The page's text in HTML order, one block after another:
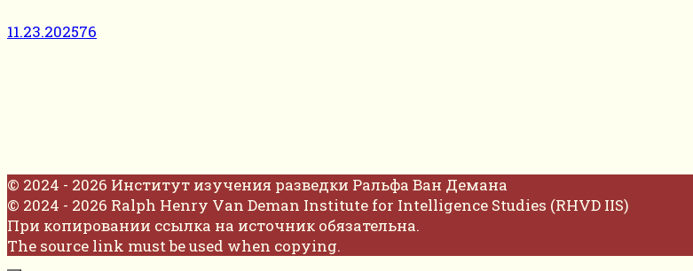
11.23.202576
© 2024 - 2026 Институт изучения разведки Ральфа Ван Демана
© 2024 - 2026 Ralph Henry Van Deman Institute for Intelligence Studies (RHVD IIS)
При копировании ссылка на источник обязательна.
The source link must be used when copying.